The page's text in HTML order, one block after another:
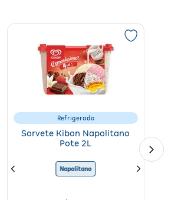
e o sabor do chocolate sejam
Napolitano
Refrigerado
Sorvete Kibon Napolitano
Pote 2L
Napolitano